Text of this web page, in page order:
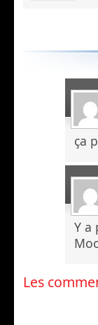
ça
Y a
Les